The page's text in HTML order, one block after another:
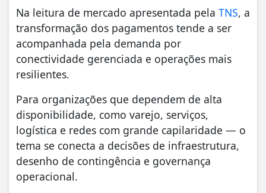
Na leitura de mercado apresentada pela TNS, a
transformação dos pagamentos tende a ser
acompanhada pela demanda por
conectividade gerenciada e operações mais
resilientes.
Para organizações que dependem de alta
disponibilidade, como varejo, serviços,
logística e redes com grande capilaridade — o
tema se conecta a decisões de infraestrutura,
desenho de contingência e governança
operacional.